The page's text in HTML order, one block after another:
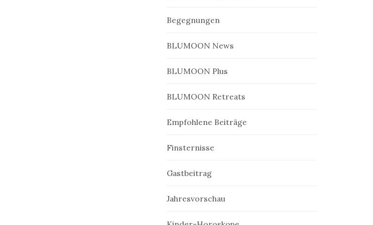
Begegnungen
BLUMOON News
BLUMOON Plus
BLUMOON Retreats
Empfohlene Beiträge
Finsternisse
Gastbeitrag
Jahresvorschau